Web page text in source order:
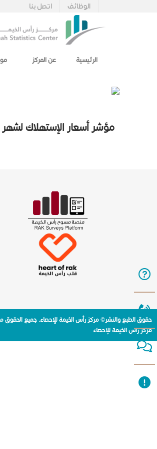
اتصل بنا الوظائف
الرئيسية عن المركز
مؤشر أسعار الإستهلاك لشهر
حقوق الطبع والنشر© مركز رأس الخيمة للإحصاء. جميع الحقوق
مركز راس الخيمة للإحصاء